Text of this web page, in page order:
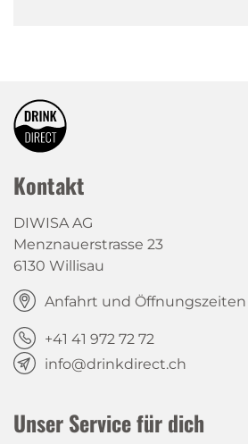
Kontakt
DIWISA AG
Menznauerstrasse 23
6130 Willisau
Anfahrt und Öffnungszeiten
+41 41 972 72 72
info@drinkdirect.ch
Unser Service für dich